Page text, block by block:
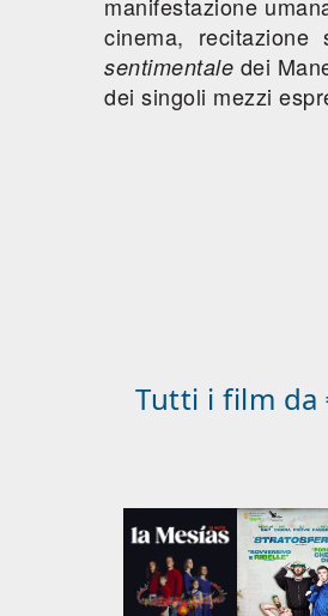
cinema,
sentimentale dei
dei singoli mezzi
Tutti i film da